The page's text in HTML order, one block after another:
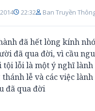
22:32 Ban Truyền
đã hết lòng kính
đã qua đời, vì cầu
lỗi là một ý nghĩ lành
thánh lễ và các việc
đã qua đời